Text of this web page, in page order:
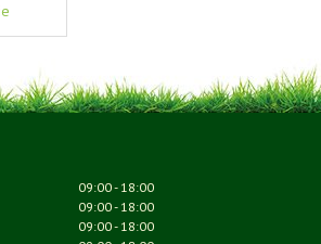
09:00 - 18:00
09:00 - 18:00
09:00 - 18:00